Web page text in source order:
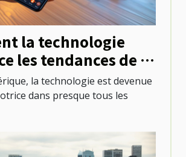
la technologie
les tendances de la
la technologie est devenue
dans presque tous les